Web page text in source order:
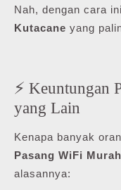
Nah, dengan cara
Kutacane yang
⚡ Keuntungan
yang Lain
Kenapa banyak
Pasang WiFi
alasannya: